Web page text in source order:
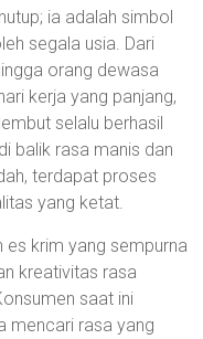
ia adalah simbol
segala usia. Dari
orang dewasa
kerja yang panjang,
selalu berhasil
balik rasa manis dan
terdapat proses
yang ketat.
es krim yang sempurna
kreativitas rasa
saat ini
mencari rasa yang